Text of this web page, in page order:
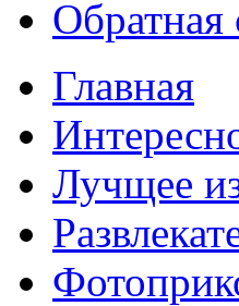
Обратная
Главная
Лучщее